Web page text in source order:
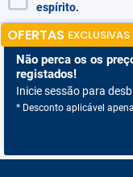
espírito.
OFERTAS EXCLUSIVAS
Não perca os os
registados!
Inicie sessão para
* Desconto aplicável